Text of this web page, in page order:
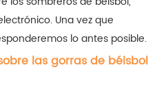
Una vez que
lo antes posible.
las gorras de béisbol